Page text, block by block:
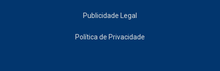
Publicidade Legal
Política de Privacidade